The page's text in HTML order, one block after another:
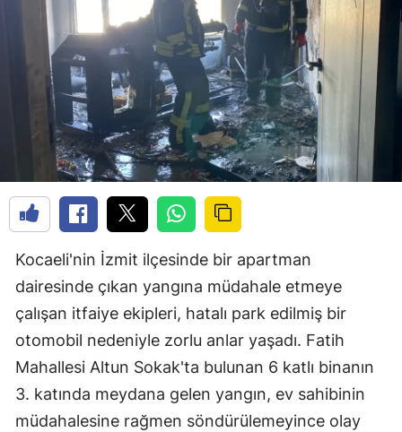
Kocaeli'nin İzmit ilçesinde bir apartman
dairesinde çıkan yangına müdahale etmeye
çalışan itfaiye ekipleri, hatalı park edilmiş bir
otomobil nedeniyle zorlu anlar yaşadı. Fatih
Mahallesi Altun Sokak'ta bulunan 6 katlı binanın
3. katında meydana gelen yangın, ev sahibinin
müdahalesine rağmen söndürülemeyince olay